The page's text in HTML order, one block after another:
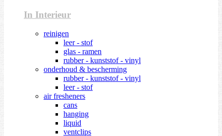
In Interieur
reinigen
leer - stof
glas - ramen
rubber - kunststof - vinyl
onderhoud & bescherming
rubber - kunststof - vinyl
leer - stof
air fresheners
cans
hanging
liquid
ventclips